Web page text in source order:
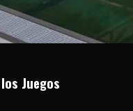
Juegos